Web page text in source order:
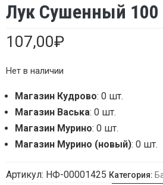
Лук Сушенный 100
107,00₽
Нет в наличии
Магазин Кудрово: 0 шт.
Магазин Васька: 0 шт.
Магазин Мурино: 0 шт.
Магазин Мурино (новый): 0 шт.
Артикул: НФ-00001425 Категория: